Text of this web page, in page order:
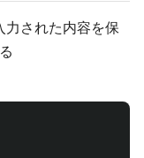
力された内容を保